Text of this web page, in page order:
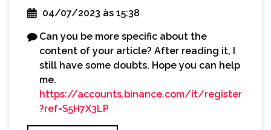
04/07/2023 às 15:38
Can you be more specific about the
content of your article? After reading it, I
still have some doubts. Hope you can help
me.
https://accounts.binance.com/it/register
?ref=S5H7X3LP